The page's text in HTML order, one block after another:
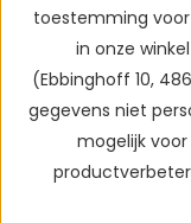
toestemming
in onze
(Ebbinghoff 10,
gegevens niet
mogelijk